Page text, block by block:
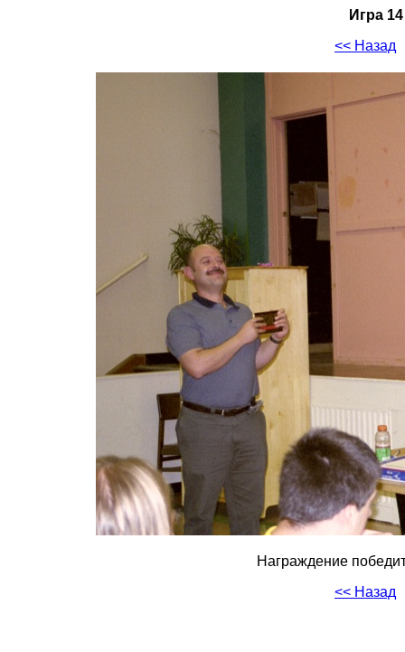
Игра
<< Назад
Награждение
<< Назад